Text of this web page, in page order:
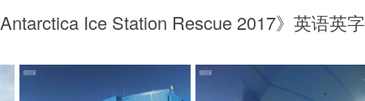
Ice Station Rescue 2017》英语英字